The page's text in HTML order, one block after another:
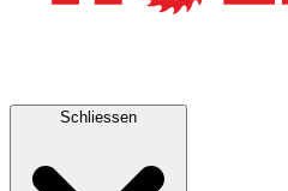
Schliessen